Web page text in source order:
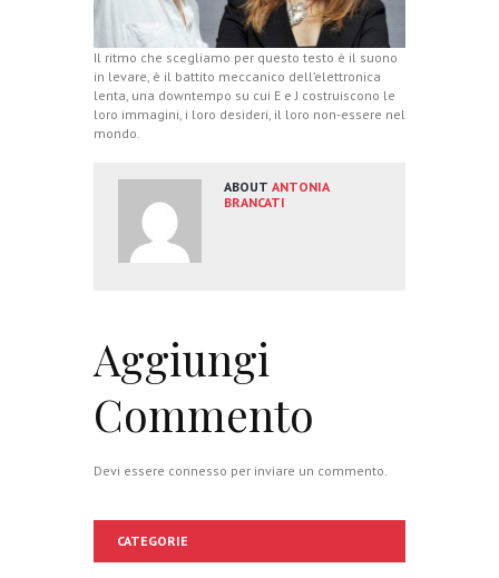
Il ritmo che scegliamo per questo testo è il suono
in levare, è il battito meccanico dell’elettronica
lenta, una downtempo su cui E e J costruiscono le
loro immagini, i loro desideri, il loro non-essere nel
mondo.
ABOUTANTONIA
BRANCATI
Aggiungi
Commento
Devi essere connesso per inviare un commento.
CATEGORIE